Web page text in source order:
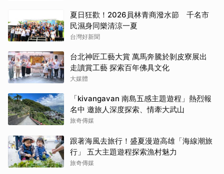
夏日狂歡！2026員林青商潑水節 千名市
民濕身同樂清涼一夏
台灣好新聞
台北神匠工藝大賞 萬馬奔騰於剝皮寮展出
走讀賞工藝 探索百年佛具文化
大媒體
「kivangavan 南島五感主題遊程」熱烈報
名中 邀旅人深度探索、情牽大武山
旅奇傳媒
跟著海風去旅行！盛夏漫遊高雄「海線潮旅
行」 五大主題遊程探索漁村魅力
旅奇傳媒